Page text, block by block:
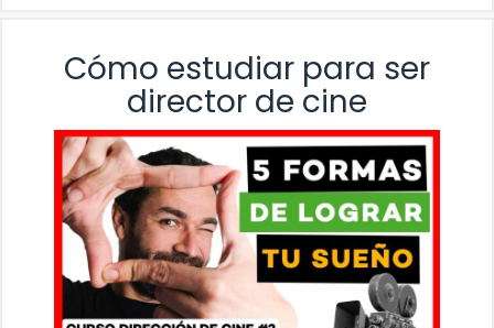
Cómo estudiar para ser
director de cine